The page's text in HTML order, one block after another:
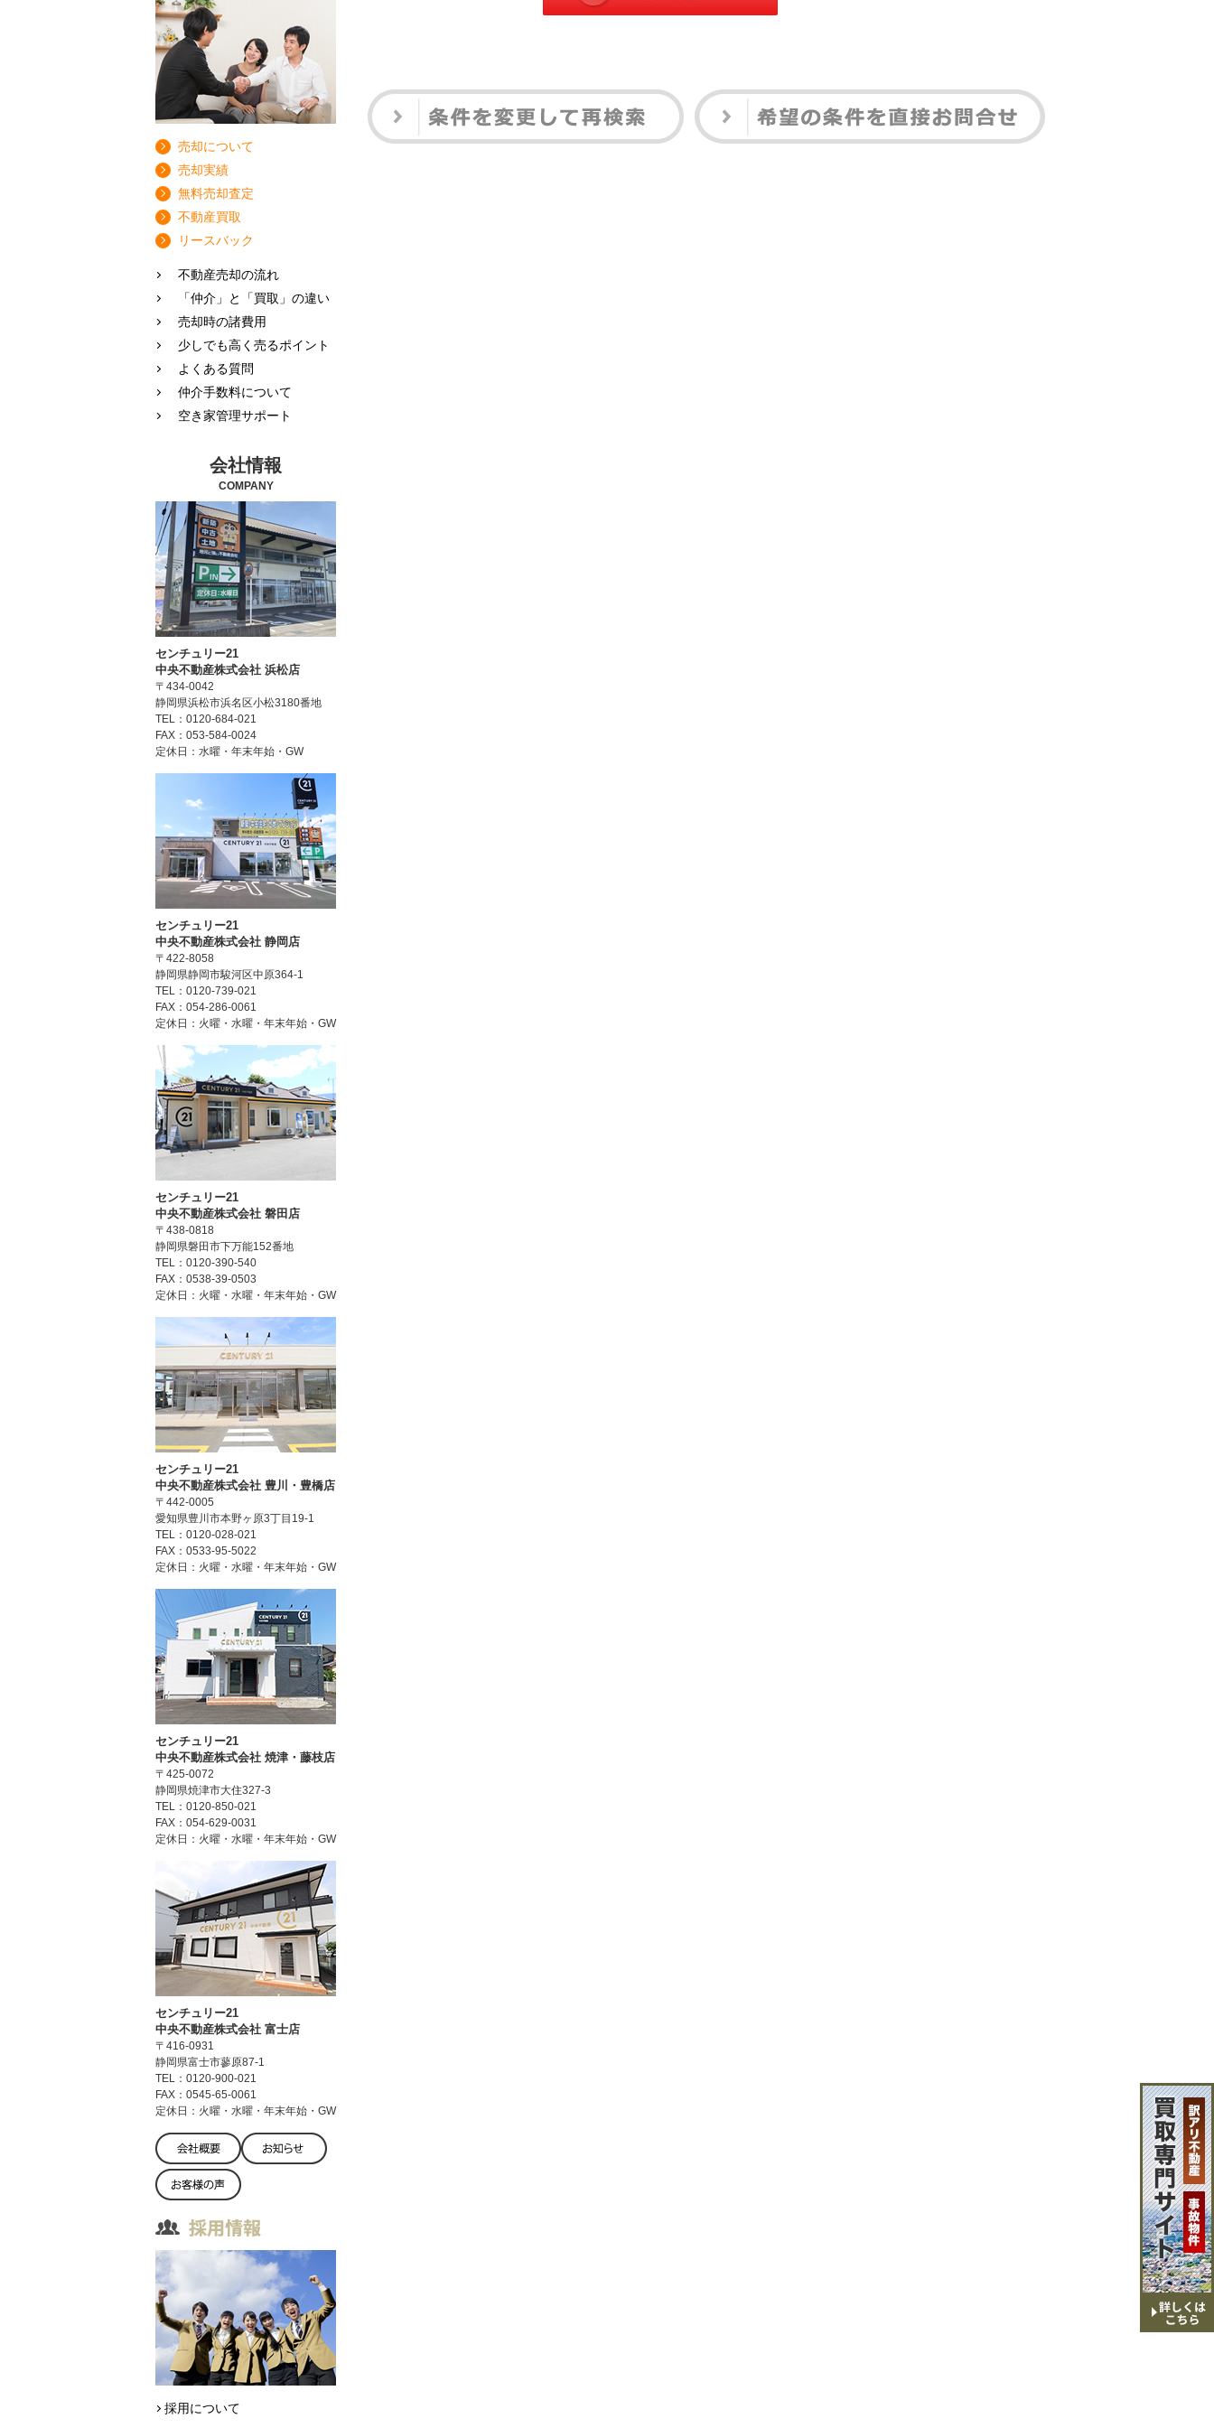
売却について
売却実績
無料売却査定
不動産買取
リースバック
不動産売却の流れ
「仲介」と「買取」の違い
売却時の諸費用
少しでも高く売るポイント
よくある質問
仲介手数料について
空き家管理サポート
会社情報
COMPANY
センチュリー21
中央不動産株式会社 浜松店
〒434-0042
静岡県浜松市浜名区小松3180番地
TEL：0120-684-021
FAX：053-584-0024
定休日：水曜・年末年始・GW
センチュリー21
中央不動産株式会社 静岡店
〒422-8058
静岡県静岡市駿河区中原364-1
TEL：0120-739-021
FAX：054-286-0061
定休日：火曜・水曜・年末年始・GW
センチュリー21
中央不動産株式会社 磐田店
〒438-0818
静岡県磐田市下万能152番地
TEL：0120-390-540
FAX：0538-39-0503
定休日：火曜・水曜・年末年始・GW
センチュリー21
中央不動産株式会社 豊川・豊橋店
〒442-0005
愛知県豊川市本野ヶ原3丁目19-1
TEL：0120-028-021
FAX：0533-95-5022
定休日：火曜・水曜・年末年始・GW
センチュリー21
中央不動産株式会社 焼津・藤枝店
〒425-0072
静岡県焼津市大住327-3
TEL：0120-850-021
FAX：054-629-0031
定休日：火曜・水曜・年末年始・GW
センチュリー21
中央不動産株式会社 富士店
〒416-0931
静岡県富士市蓼原87-1
TEL：0120-900-021
FAX：0545-65-0061
定休日：火曜・水曜・年末年始・GW
採用について